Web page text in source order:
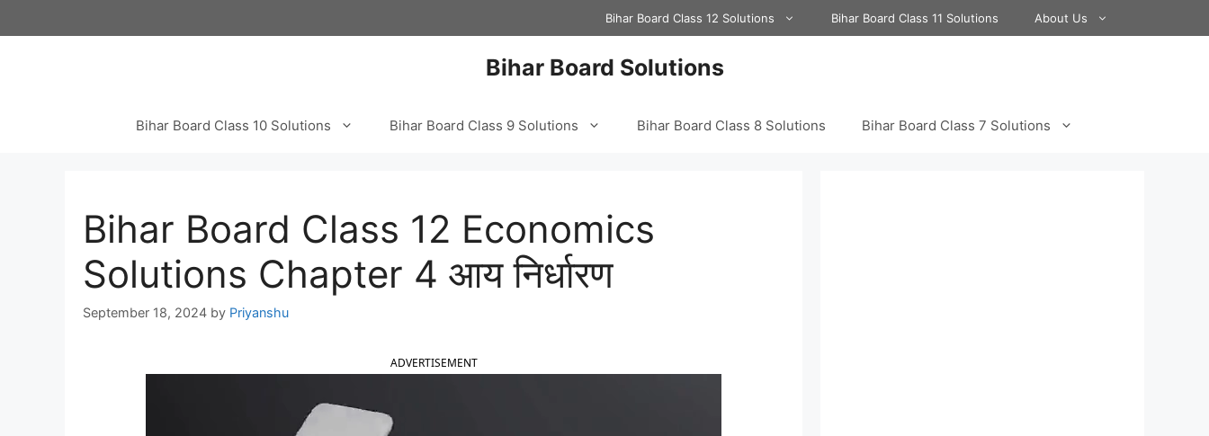
to
Bihar Board Class 12 Solutions Bihar Board Class 11 Solutions About Us
Bihar Board Solutions
Bihar Board Class 10 Solutions Bihar Board Class 9 Solutions Bihar Board Class 8 Solutions Bihar Board Class 7 Solutions
Bihar Board Class 12 Economics
Solutions Chapter 4 आय निर्धारण
September 18, 2024 by Priyanshu
ADVERTISEMENT